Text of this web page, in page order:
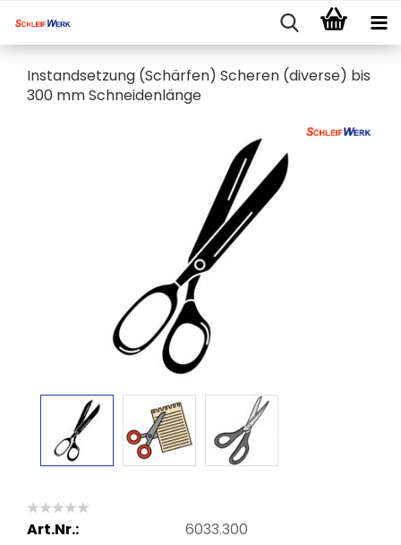
Instandsetzung (Schärfen) Scheren (diverse) bis
300 mm Schneidenlänge
Art.Nr.:
6033.300